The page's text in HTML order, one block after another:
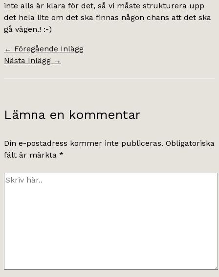
inte alls är klara för det, så vi måste strukturera upp
det hela lite om det ska finnas någon chans att det ska
gå vägen.! :-)
← Föregående Inlägg
Nästa Inlägg →
Lämna en kommentar
Din e-postadress kommer inte publiceras. Obligatoriska
fält är märkta *
Skriv